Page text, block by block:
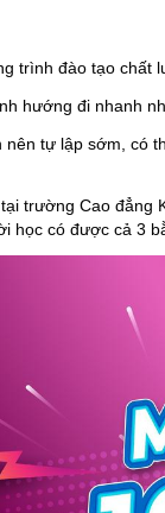
trình đào tạo
hướng đi nhanh
tự lập sớm, có
trường Cao đẳng
học có được cả 3